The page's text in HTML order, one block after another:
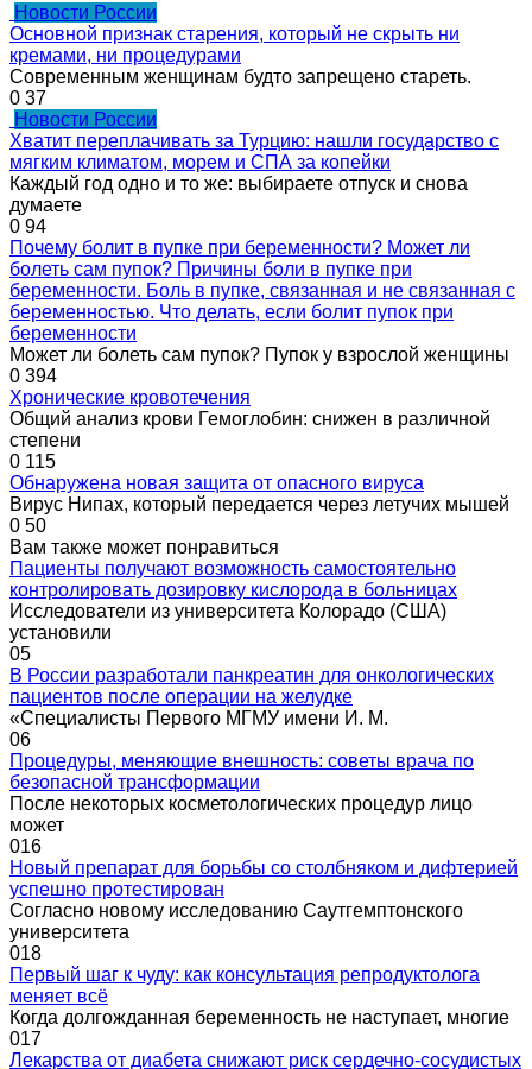
Новости России
Основной признак старения, который не скрыть ни
кремами, ни процедурами
Современным женщинам будто запрещено стареть.
0 37
Новости России
Хватит переплачивать за Турцию: нашли государство с
мягким климатом, морем и СПА за копейки
Каждый год одно и то же: выбираете отпуск и снова
думаете
0 94
Почему болит в пупке при беременности? Может ли
болеть сам пупок? Причины боли в пупке при
беременности. Боль в пупке, связанная и не связанная с
беременностью. Что делать, если болит пупок при
беременности
Может ли болеть сам пупок? Пупок у взрослой женщины
0 394
Хронические кровотечения
Общий анализ крови Гемоглобин: снижен в различной
степени
0 115
Обнаружена новая защита от опасного вируса
Вирус Нипах, который передается через летучих мышей
0 50
Вам также может понравиться
Пациенты получают возможность самостоятельно
контролировать дозировку кислорода в больницах
Исследователи из университета Колорадо (США)
установили
05
В России разработали панкреатин для онкологических
пациентов после операции на желудке
«Специалисты Первого МГМУ имени И. М.
06
Процедуры, меняющие внешность: советы врача по
безопасной трансформации
После некоторых косметологических процедур лицо
может
016
Новый препарат для борьбы со столбняком и дифтерией
успешно протестирован
Согласно новому исследованию Саутгемптонского
университета
018
Первый шаг к чуду: как консультация репродуктолога
меняет всё
Когда долгожданная беременность не наступает, многие
017
Лекарства от диабета снижают риск сердечно-сосудистых